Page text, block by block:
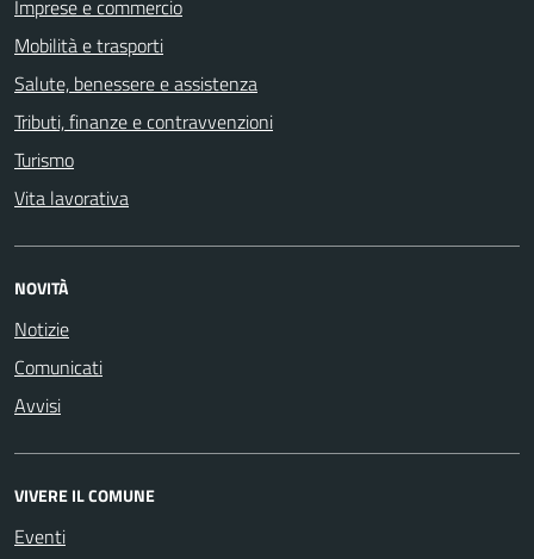
Imprese e commercio
Mobilità e trasporti
Salute, benessere e assistenza
Tributi, finanze e contravvenzioni
Turismo
Vita lavorativa
NOVITÀ
Notizie
Comunicati
Avvisi
VIVERE IL COMUNE
Eventi